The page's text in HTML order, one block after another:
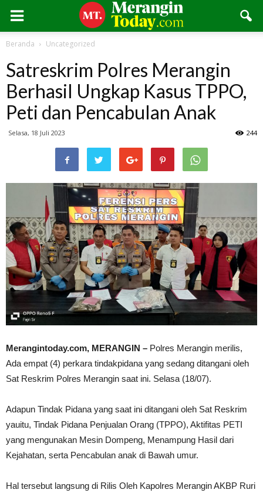
Beranda Uncategorized
Satreskrim Polres Merangin
Berhasil Ungkap Kasus TPPO,
Peti dan Pencabulan Anak
Selasa, 18 Juli 2023 244
Merangintoday.com, MERANGIN – Polres Merangin merilis,
Ada empat (4) perkara tindakpidana yang sedang ditangani oleh
Sat Reskrim Polres Merangin saat ini. Selasa (18/07).
Adapun Tindak Pidana yang saat ini ditangani oleh Sat Reskrim
yauitu, Tindak Pidana Penjualan Orang (TPPO), Aktifitas PETI
yang mengunakan Mesin Dompeng, Menampung Hasil dari
Kejahatan, serta Pencabulan anak di Bawah umur.
Hal tersebut langsung di Rilis Oleh Kapolres Merangin AKBP Ruri